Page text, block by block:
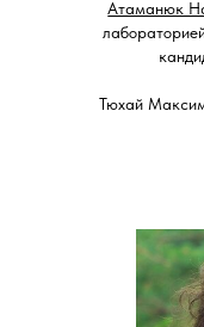
Атаманюк
Тюхай